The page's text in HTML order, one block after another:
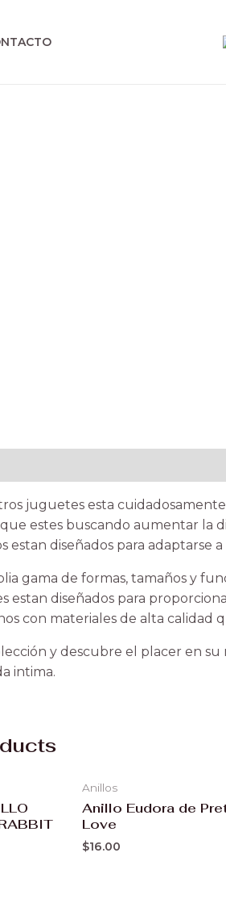
juguetes esta
que estes buscando aumentar
estan diseñados para adaptarse
gama de formas, tamaños y
estan diseñados para
con materiales de alta calidad
y descubre el placer en su
intima.
Anillos
Anillo Eudora de
Love
$16.00